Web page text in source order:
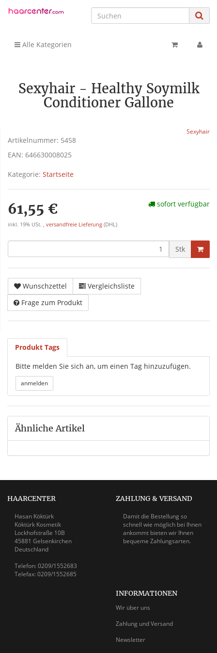
Alle Kategorien
Sexyhair - Healthy Soymilk
Conditioner Gallone
Sexyhair
Artikelnummer: 5458
EAN: 646630008025
Kategorie: Startseite
61,55 €
inkl. 19% USt. , versandfreie Lieferung (DHL)
sofort verfügbar
Stk
Wunschzettel
Vergleichsliste
Frage zum Produkt
Produkt Tags
Bitte melden Sie sich an, um einen Tag hinzuzufügen.
Ähnliche Artikel
HAARCENTER
Hasan Köktürk
Köktürk Kosmetik
Lockhofstraße 10B
45881 Gelsenkirchen
Deutschland
Telefon: 0209/1552683
Telefax: 0209/1552685
ZAHLUNG & VERSAND
Damit die Bestellung so
schnell wie möglich bei Ihnen
ankommt bieten wir Ihnen
bequeme Zahlungsarten.
INFORMATIONEN
Wir über uns
Zahlung und Versand
Newsletter